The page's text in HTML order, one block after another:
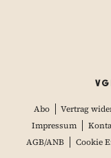
Abo Vertrag
Impressum
AGB/ANB
Cookie